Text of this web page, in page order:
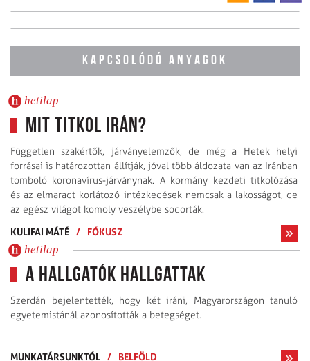
KAPCSOLÓDÓ ANYAGOK
hetilap
Mit titkol Irán?
Független szakértők, járványelemzők, de még a Hetek helyi
forrásai is határozottan állítják, jóval több áldozata van az Iránban
tomboló koronavírus-járványnak. A kormány kezdeti titkolózása
és az elmaradt korlátozó intézkedések nemcsak a lakosságot, de
az egész világot komoly veszélybe sodorták.
KULIFAI MÁTÉ / FÓKUSZ
hetilap
A hallgatók hallgattak
Szerdán bejelentették, hogy két iráni, Magyarországon tanuló
egyetemistánál azonosították a betegséget.
MUNKATÁRSUNKTÓL / BELFÖLD